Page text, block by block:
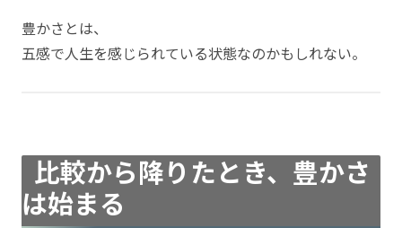
豊かさとは、
五感で人生を感じられている状態なのかもしれない。
比較から降りたとき、豊かさ
は始まる